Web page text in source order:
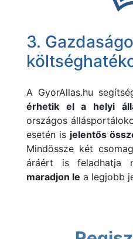
3.
A GyorAllas.hu
érhetik el a helyi
országos
esetén is jelentős
Mindössze két
áráért is feladhatja
maradjon le a legjobb